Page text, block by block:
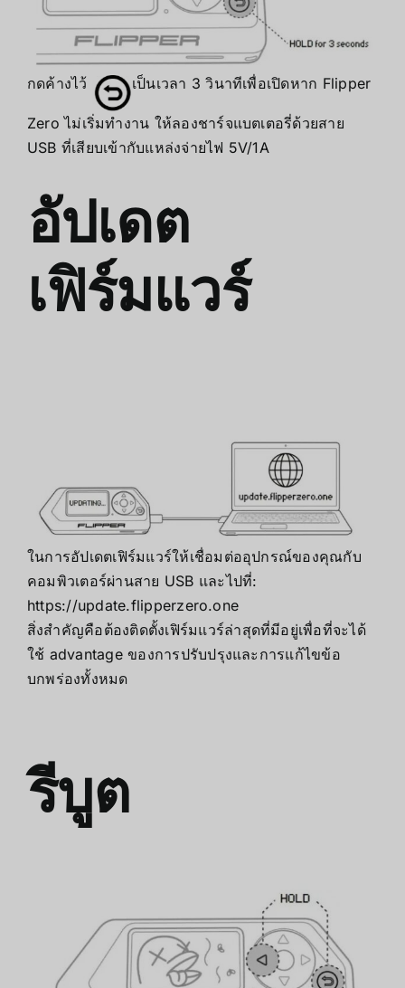
กดค้างไว้ เป็นเวลา 3 วินาทีเพื่อเปิดหาก Flipper
Zero ไม่เริ่มทำงาน ให้ลองชาร์จแบตเตอรี่ด้วยสาย
USB ที่เสียบเข้ากับแหล่งจ่ายไฟ 5V/1A
อัปเดต
เฟิร์มแวร์
ในการอัปเดตเฟิร์มแวร์ให้เชื่อมต่ออุปกรณ์ของคุณกับ
คอมพิวเตอร์ผ่านสาย USB และไปที่:
https://update.flipperzero.one
สิ่งสำคัญคือต้องติดตั้งเฟิร์มแวร์ล่าสุดที่มีอยู่เพื่อที่จะได้
ใช้ advantage ของการปรับปรุงและการแก้ไขข้อ
บกพร่องทั้งหมด
รีบูต